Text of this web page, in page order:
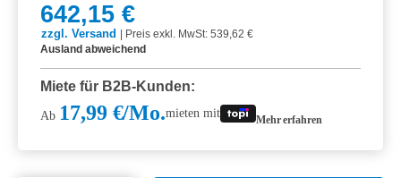
642,15 €
zzgl. Versand
Preis exkl. MwSt: 539,62 €
Ausland abweichend
Miete für B2B-Kunden:
Ab 17,99 €/Mo.mieten mit Mehr erfahren